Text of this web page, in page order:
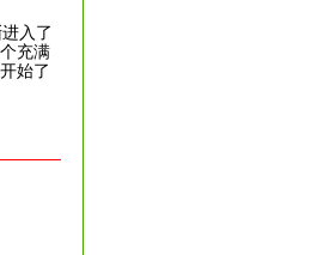
入了
充满
始了